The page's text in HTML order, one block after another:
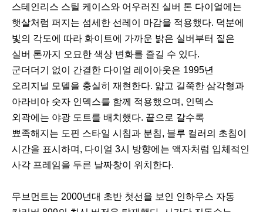
스테인리스 스틸 케이스와 어우러진 실버 톤 다이얼에는
햇살처럼 퍼지는 섬세한 선레이 마감을 적용했다. 덕분에
빛의 각도에 따라 화이트에 가까운 밝은 실버부터 짙은
실버 톤까지 오묘한 색상 변화를 즐길 수 있다.
군더더기 없이 간결한 다이얼 레이아웃은 1995년
오리지널 모델을 충실히 재현한다. 얇고 길쭉한 삼각형과
아라비아 숫자 인덱스를 함께 적용했으며, 인덱스
외곽에는 야광 도트를 배치했다. 끝으로 갈수록
뾰족해지는 도핀 스타일 시침과 분침, 블루 컬러의 초침이
시간을 표시하며, 다이얼 3시 방향에는 액자처럼 입체적인
사각 프레임을 두른 날짜창이 위치한다.
무브먼트는 2000년대 초반 첫선을 보인 인하우스 자동